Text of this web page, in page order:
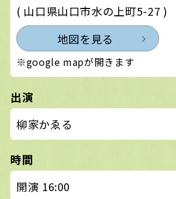
( 山口県山口市水の上町5-27 )
地図を見る
※google mapが開きます
出演
柳家かゑる
時間
開演 16:00